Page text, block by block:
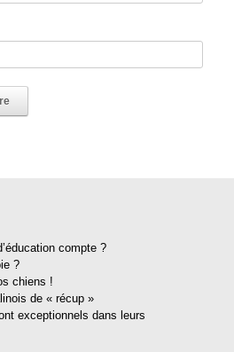
compte ?
?
chiens !
de « récup »
exceptionnels dans leurs